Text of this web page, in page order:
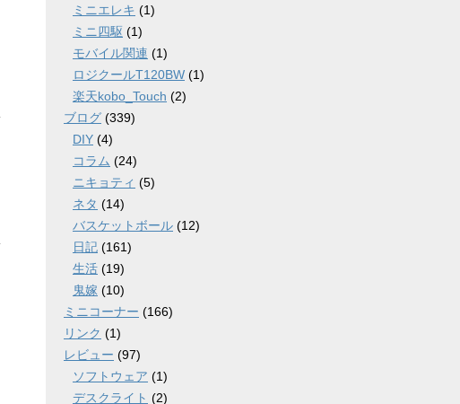
ミニエレキ (1)
ミニ四駆 (1)
モバイル関連 (1)
ロジクールT120BW (1)
楽天kobo_Touch (2)
ブログ (339)
DIY (4)
コラム (24)
ニキョティ (5)
ネタ (14)
バスケットボール (12)
日記 (161)
生活 (19)
鬼嫁 (10)
ミニコーナー (166)
リンク (1)
レビュー (97)
ソフトウェア (1)
デスクライト (2)